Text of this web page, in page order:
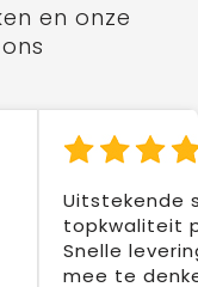
en onze
Uitstekende
topkwaliteit
Snelle
mee te